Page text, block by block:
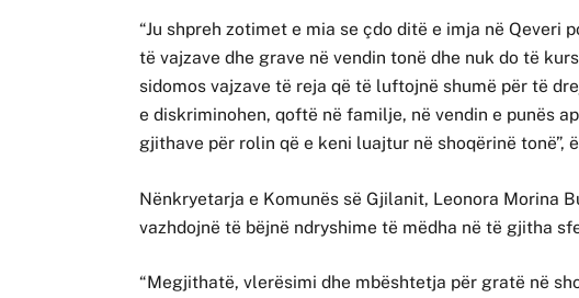
“Ju shpreh zotimet e mia se çdo ditë e imja në Qeveri
të vajzave dhe grave në vendin tonë dhe nuk do të
sidomos vajzave të reja që të luftojnë shumë për të
e diskriminohen, qoftë në familje, në vendin e punës
gjithave për rolin që e keni luajtur në shoqërinë tonë”,
Nënkryetarja e Komunës së Gjilanit, Leonora Morina
vazhdojnë të bëjnë ndryshime të mëdha në të gjitha
“Megjithatë, vlerësimi dhe mbështetja për gratë në